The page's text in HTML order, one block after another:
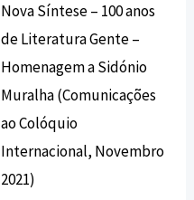
Nova Síntese – 100 anos
de Literatura Gente –
Homenagem a Sidónio
Muralha (Comunicações
ao Colóquio
Internacional, Novembro
2021)